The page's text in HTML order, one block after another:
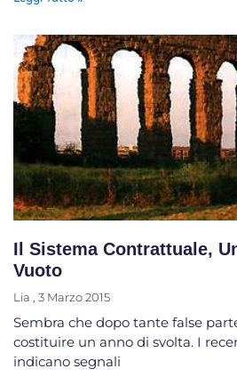
Il Sistema Contrattuale,
Vuoto
Lia 3 Marzo 2015
Sembra che dopo tante false
costituire un anno di svolta. I
indicano segnali